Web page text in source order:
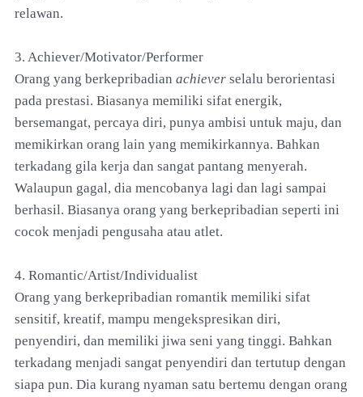
relawan.
3. Achiever/Motivator/Performer
Orang yang berkepribadian achiever selalu berorientasi
pada prestasi. Biasanya memiliki sifat energik,
bersemangat, percaya diri, punya ambisi untuk maju, dan
memikirkan orang lain yang memikirkannya. Bahkan
terkadang gila kerja dan sangat pantang menyerah.
Walaupun gagal, dia mencobanya lagi dan lagi sampai
berhasil. Biasanya orang yang berkepribadian seperti ini
cocok menjadi pengusaha atau atlet.
4. Romantic/Artist/Individualist
Orang yang berkepribadian romantik memiliki sifat
sensitif, kreatif, mampu mengekspresikan diri,
penyendiri, dan memiliki jiwa seni yang tinggi. Bahkan
terkadang menjadi sangat penyendiri dan tertutup dengan
siapa pun. Dia kurang nyaman satu bertemu dengan orang